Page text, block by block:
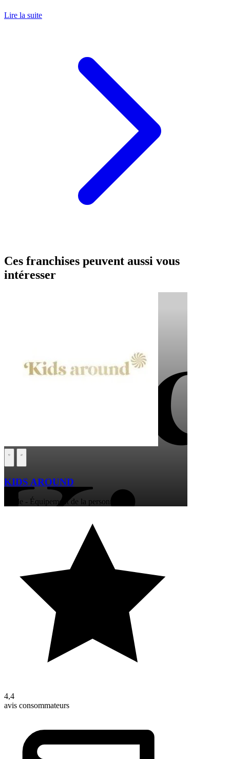
Lire la suite
Ces franchises peuvent aussi vous
intéresser
KIDS AROUND
Mode - Équipement de la personne
4,4
avis consommateurs